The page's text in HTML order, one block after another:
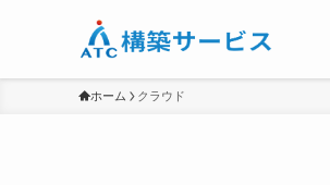
ホーム クラウド